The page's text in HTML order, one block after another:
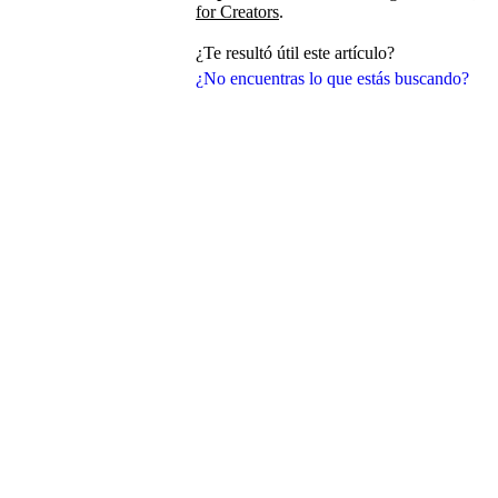
¿No encuentras lo que estás buscando?
for Creators.
¿Te resultó útil este artículo?